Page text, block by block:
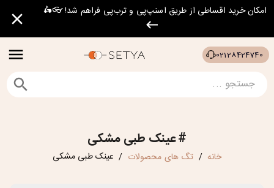
امکان خرید اقساطی از طریق اسنپ‌پی و ترب‌پی فراهم شد! 👓🛵
02128424740
#عینک طبی مشکی
خانه / تگ های محصولات / عینک طبی مشکی